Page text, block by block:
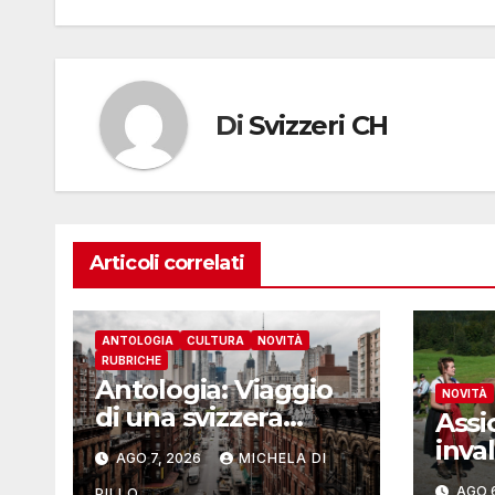
Di Svizzeri CH
Articoli correlati
ANTOLOGIA CULTURA
NOVITÀ
RUBRICHE
Antologia: Viaggio
di una svizzera
intorno al mondo –
Yosemite
AGO 7, 2026 MICHELA DI
NOVITÀ
AGO